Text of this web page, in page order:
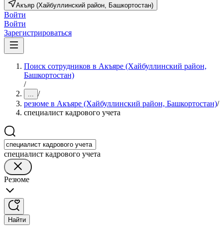
Акъяр (Хайбуллинский район, Башкортостан)
Войти
Войти
Зарегистрироваться
Поиск сотрудников в Акъяре (Хайбуллинский район,
Башкортостан)
/
... /
резюме в Акъяре (Хайбуллинский район, Башкортостан)/
специалист кадрового учета
специалист кадрового учета
Резюме
Найти